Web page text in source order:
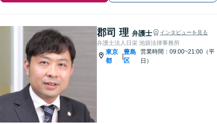
郡司 理 弁護士 インタビューを見る
弁護士法人日栄 池袋法律事務所
東京
都
|
豊島
区
営業時間：09:00~21:00（平
日）